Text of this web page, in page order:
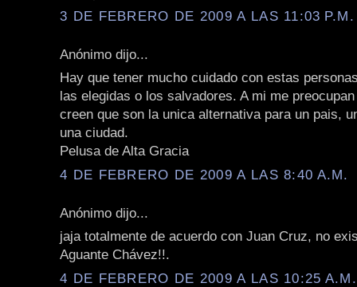
3 DE FEBRERO DE 2009 A LAS 11:03 P.M.
Anónimo dijo...
Hay que tener mucho cuidado con estas
las elegidas o los salvadores. A mi me
creen que son la unica alternativa para un pais,
una ciudad.
Pelusa de Alta Gracia
4 DE FEBRERO DE 2009 A LAS 8:40 A.M.
Anónimo dijo...
jaja totalmente de acuerdo con Juan Cruz, no
Aguante Chávez!!.
4 DE FEBRERO DE 2009 A LAS 10:25 A.M.